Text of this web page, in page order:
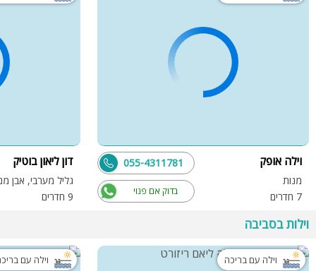
וילה אופק
מנות
7 חדרים
בדוק אם פנוי
055-4311781 דון ליאון בוטיק
גליל מערבי, אבן
9 חדרים
וילות בסביבה
וילה עם בריכה וילה עם